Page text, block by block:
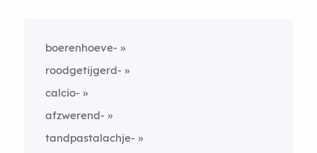
boerenhoeve-
roodgetijgerd-
calcio-
afzwerend-
tandpastalachje-